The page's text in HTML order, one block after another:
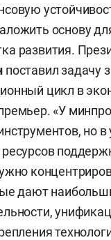
основу
развития.
поставил задачу
цикл в
«У
но в
дают